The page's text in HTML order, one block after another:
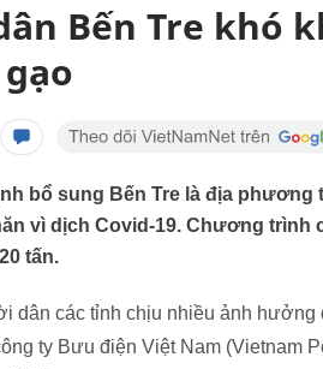
Bến Tre khó
bổ sung Bến Tre là địa
vì dịch Covid-19. Chương trình
tấn.
dân các tỉnh chịu nhiều ảnh
ty Bưu điện Việt Nam (Vietnam